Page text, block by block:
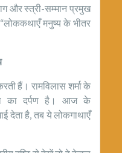
और स्त्री-सम्मान प्रमुख
मनुष्य के भीतर
हैं। रामविलास शर्मा के
का दर्पण है। आज के
देता है, तब ये लोकगाथाएँ